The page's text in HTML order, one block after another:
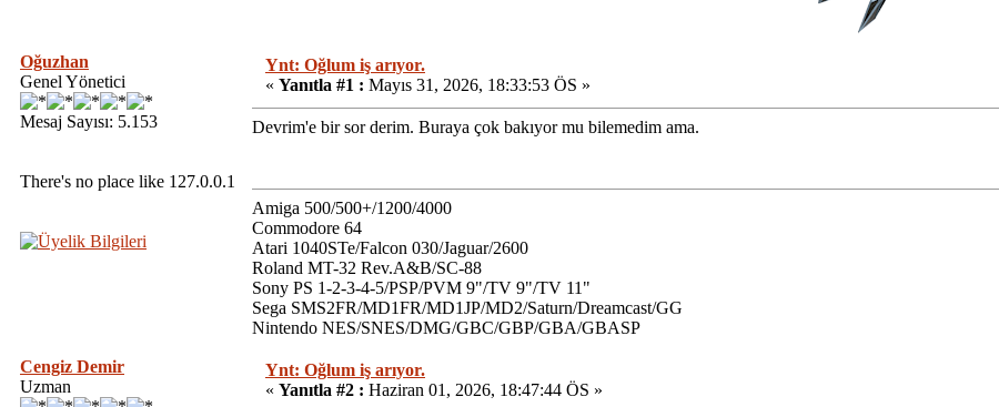
Oğuzhan
Genel Yönetici
Mesaj Sayısı: 5.153
There's no place like 127.0.0.1
Ynt: Oğlum iş arıyor.
« Yanıtla #1 : Mayıs 31, 2026, 18:33:53 ÖS »
Devrim'e bir sor derim. Buraya çok bakıyor mu bilemedim ama.
Amiga 500/500+/1200/4000
Commodore 64
Atari 1040STe/Falcon 030/Jaguar/2600
Roland MT-32 Rev.A&B/SC-88
Sony PS 1-2-3-4-5/PSP/PVM 9"/TV 9"/TV 11"
Sega SMS2FR/MD1FR/MD1JP/MD2/Saturn/Dreamcast/GG
Nintendo NES/SNES/DMG/GBC/GBP/GBA/GBASP
Cengiz Demir
Uzman
Ynt: Oğlum iş arıyor.
« Yanıtla #2 : Haziran 01, 2026, 18:47:44 ÖS »